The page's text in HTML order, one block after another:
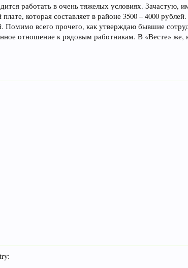
работать в очень тяжелых условиях. Зачастую,
которая составляет в районе 3500 – 4000
Помимо всего прочего, как утверждаю бывшие
отношение к рядовым работникам. В «Весте»